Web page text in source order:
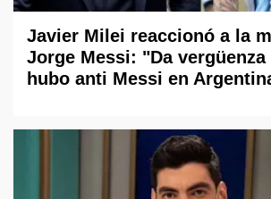
Javier Milei reaccionó a la
Jorge Messi: "Da vergüenza
hubo anti Messi en